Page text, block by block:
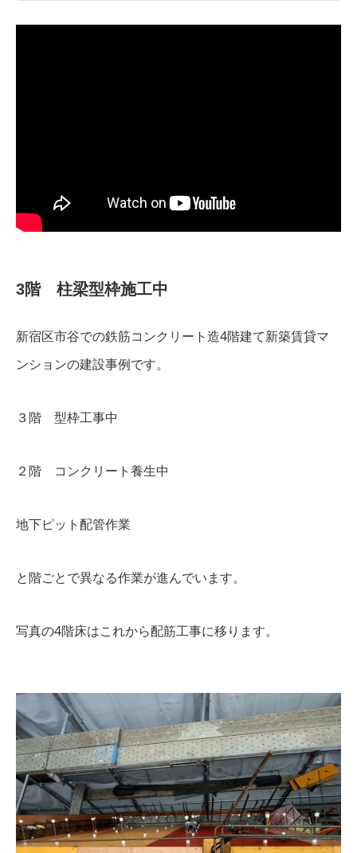
3階 柱梁型枠施工中
新宿区市谷での鉄筋コンクリート造4階建て新築賃貸マ
ンションの建設事例です。
３階 型枠工事中
２階 コンクリート養生中
地下ピット配管作業
と階ごとで異なる作業が進んでいます。
写真の4階床はこれから配筋工事に移ります。